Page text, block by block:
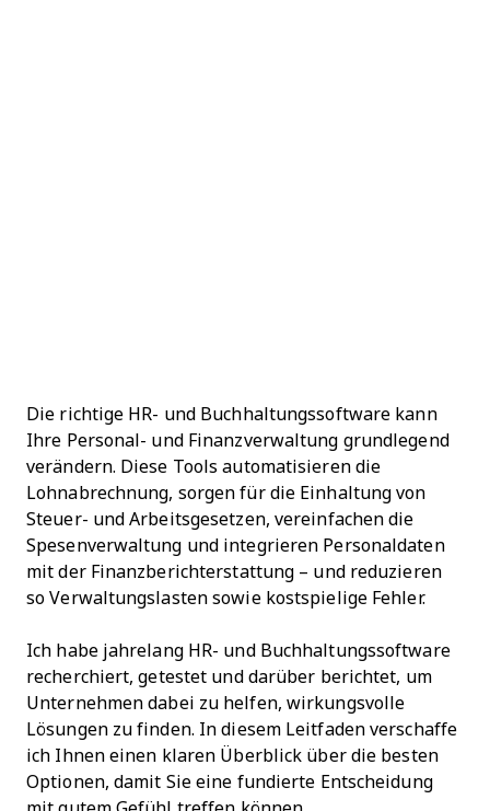
Die richtige HR- und Buchhaltungssoftware kann
Ihre Personal- und Finanzverwaltung grundlegend
verändern. Diese Tools automatisieren die
Lohnabrechnung, sorgen für die Einhaltung von
Steuer- und Arbeitsgesetzen, vereinfachen die
Spesenverwaltung und integrieren Personaldaten
mit der Finanzberichterstattung – und reduzieren
so Verwaltungslasten sowie kostspielige Fehler.
Ich habe jahrelang HR- und Buchhaltungssoftware
recherchiert, getestet und darüber berichtet, um
Unternehmen dabei zu helfen, wirkungsvolle
Lösungen zu finden. In diesem Leitfaden verschaffe
ich Ihnen einen klaren Überblick über die besten
Optionen, damit Sie eine fundierte Entscheidung